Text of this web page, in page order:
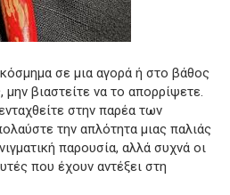
σε μια αγορά ή στο βάθος
μην βιαστείτε να το απορρίψετε.
στην παρέα των
την απλότητα μιας παλιάς
παρουσία, αλλά συχνά οι
που έχουν αντέξει στη